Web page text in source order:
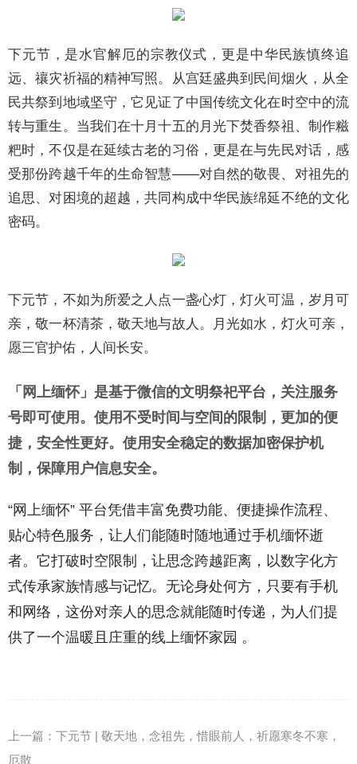
下元节，是水官解厄的宗教仪式，更是中华民族慎终追
远、禳灾祈福的精神写照。从宫廷盛典到民间烟火，从全
民共祭到地域坚守，它见证了中国传统文化在时空中的流
转与重生。当我们在十月十五的月光下焚香祭祖、制作糍
粑时，不仅是在延续古老的习俗，更是在与先民对话，感
受那份跨越千年的生命智慧——对自然的敬畏、对祖先的
追思、对困境的超越，共同构成中华民族绵延不绝的文化
密码。
下元节，不如为所爱之人点一盏心灯，灯火可温，岁月可
亲，敬一杯清茶，敬天地与故人。月光如水，灯火可亲，
愿三官护佑，人间长安。
「网上缅怀」是基于微信的文明祭祀平台，关注服务
号即可使用。使用不受时间与空间的限制，更加的便
捷，安全性更好。使用安全稳定的数据加密保护机
制，保障用户信息安全。
“网上缅怀” 平台凭借丰富免费功能、便捷操作流程、
贴心特色服务，让人们能随时随地通过手机缅怀逝
者。它打破时空限制，让思念跨越距离，以数字化方
式传承家族情感与记忆。无论身处何方，只要有手机
和网络，这份对亲人的思念就能随时传递，为人们提
供了一个温暖且庄重的线上缅怀家园 。
上一篇： 下元节 | 敬天地，念祖先，惜眼前人，祈愿寒冬不寒，
厄散